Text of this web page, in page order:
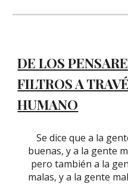
DE LOS
FILTROS A
HUMANO
Se dice que a la
buenas, y a la gente
pero también a la
malas, y a la gente